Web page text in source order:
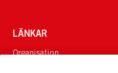
LÄNKAR
Organisation